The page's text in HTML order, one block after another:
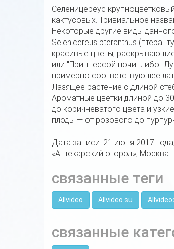
Селеницереус
кактусовых. Тривиальное
Некоторые другие виды
Selenicereus pteranthus
красивые цветы,
или "Принцессой ночи" либо
примерно соответствующее
Лазящее растение с длиной
Ароматные цветки длиной до
до коричневатого цвета и
плоды — от розового до
Дата записи: 21 июня 2017
«Аптекарский огород», Москва.
связанные теги
Allvideo Allvideo.su
связанные